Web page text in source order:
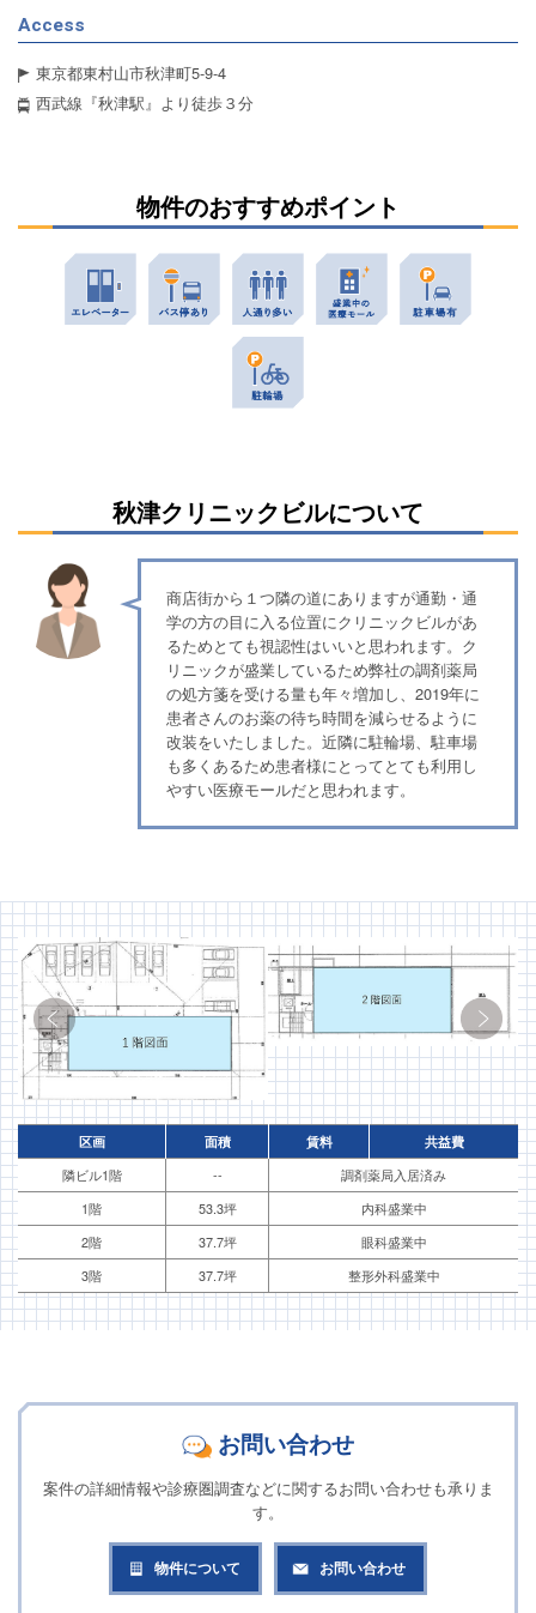
Access
東京都東村山市秋津町5-9-4
西武線『秋津駅』より徒歩３分
物件のおすすめポイント
秋津クリニックビルについて
商店街から１つ隣の道にありますが通勤・通
学の方の目に入る位置にクリニックビルがあ
るためとても視認性はいいと思われます。ク
リニックが盛業しているため弊社の調剤薬局
の処方箋を受ける量も年々増加し、2019年に
患者さんのお薬の待ち時間を減らせるように
改装をいたしました。近隣に駐輪場、駐車場
も多くあるため患者様にとってとても利用し
やすい医療モールだと思われます。
区画 面積 賃料
共益費
隣ビル1階
--
調剤薬局入居済み
1階
53.3坪
内科盛業中
2階
37.7坪
眼科盛業中
3階
37.7坪 整形外科盛業中
お問い合わせ
案件の詳細情報や診療圏調査などに関するお問い合わせも承りま
す。
物件について お問い合わせ